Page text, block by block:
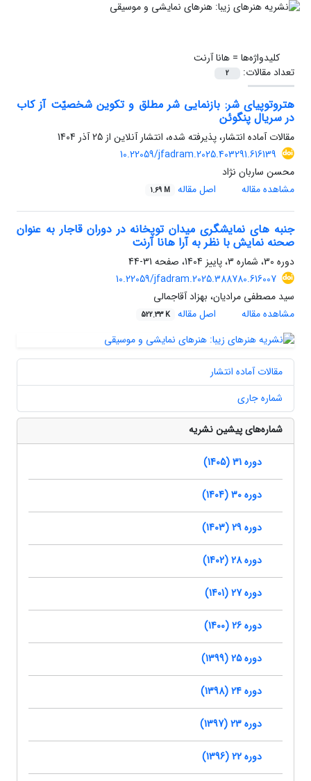
کلیدواژه‌ها =هانا آرنت
تعداد مقالات:
2
هتروتوپیای شر: بازنمایی شر مطلق و تکوین شخصیّت آز کاب
در ‌سریال پنگوئن
مقالات آماده انتشار، پذیرفته شده، انتشار آنلاین از 25 آذر 1404
10.22059/jfadram.2025.403291.616139
محسن ساربان نژاد
مشاهده مقاله
اصل مقاله 1.69 M
جنبه های نمایشگری میدان توپخانه در دوران قاجار به عنوان
صحنه نمایش با نظر به آرا هانا آرنت
دوره 30، شماره 3، پاییز 1404، صفحه
31-44
10.22059/jfadram.2025.388780.616007
سید مصطفی مرادیان، بهزاد آقاجمالی
مشاهده مقاله
اصل مقاله 522.33 K
مقالات آماده انتشار
شماره جاری
شماره‌های پیشین نشریه
دوره 31 (1405)
دوره 30 (1404)
دوره 29 (1403)
دوره 28 (1402)
دوره 27 (1401)
دوره 26 (1400)
دوره 25 (1399)
دوره 24 (1398)
دوره 23 (1397)
دوره 22 (1396)